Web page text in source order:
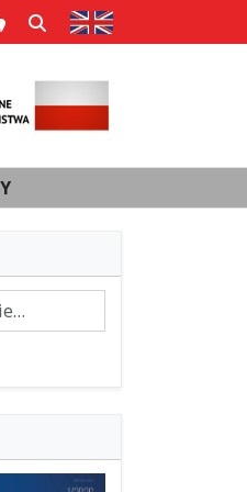
e-mail
Informacje dla użytkowników
Szukaj Strona w języku